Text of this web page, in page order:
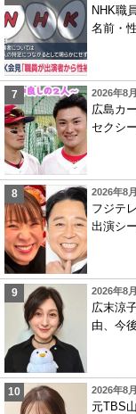
NHK職
名前・
2026年8
広島カ
セクシ
2026年8
フジテ
出演シ
2026年8
広末涼
由、今
2026年8
元TBS